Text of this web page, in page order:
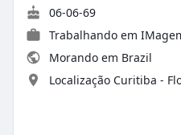
06-06-69
Trabalhando em
Morando em Brazil
Localização Curitiba -